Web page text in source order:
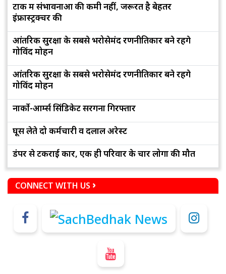
टोंक में संभावनाओं की कमी नहीं, जरूरत है बेहतर
इंफ्रास्ट्रक्चर की
आंतरिक सुरक्षा के सबसे भरोसेमंद रणनीतिकार बने रहेंगे
गोविंद मोहन
आंतरिक सुरक्षा के सबसे भरोसेमंद रणनीतिकार बने रहेंगे
गोविंद मोहन
नार्को-आर्म्स सिंडिकेट सरगना गिरफ्तार
घूस लेते दो कर्मचारी व दलाल अरेस्ट
डंपर से टकराई कार, एक ही परिवार के चार लोगों की मौत
CONNECT WITH US